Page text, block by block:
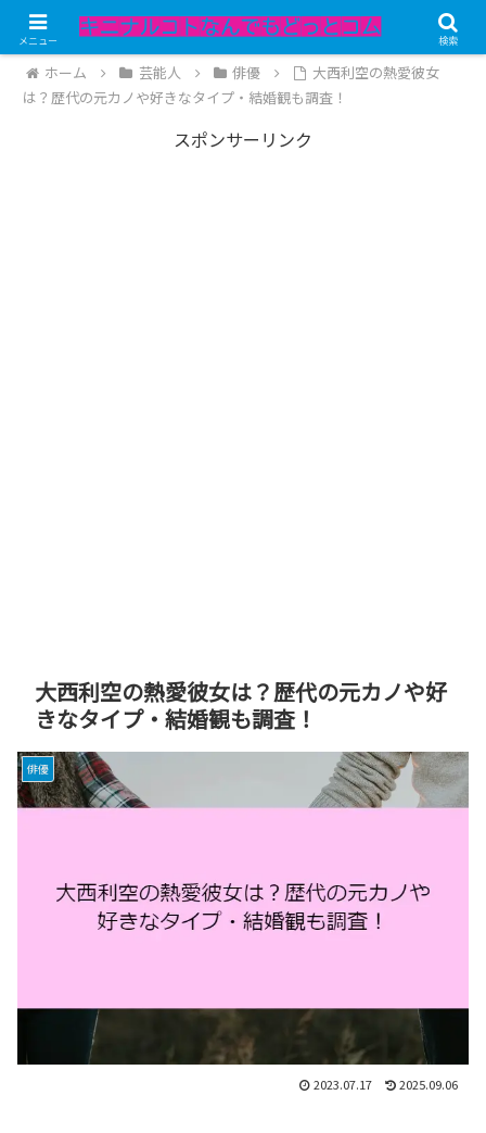
記事内にPRが含まれています。
ホーム 芸能人 俳優
大西利空の熱愛彼女
は？歴代の元カノや好きなタイプ・結婚観も調査！
スポンサーリンク
大西利空の熱愛彼女は？歴代の元カノや好
きなタイプ・結婚観も調査！
俳優
2023.07.17 2025.09.06
メニュー 検索